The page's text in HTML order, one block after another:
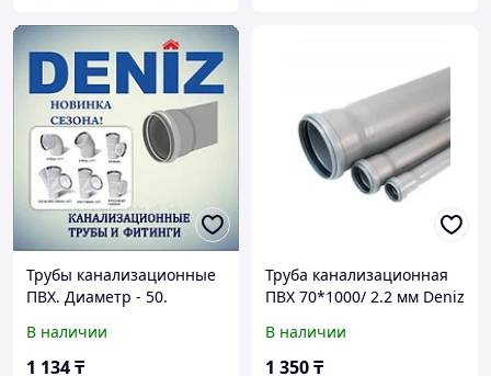
Трубы канализационные
ПВХ. Диаметр - 50.
метровые)
В наличии
1 134₸
Труба канализационная
ПВХ 70*1000/ 2.2 мм Deniz
В наличии
1 350₸